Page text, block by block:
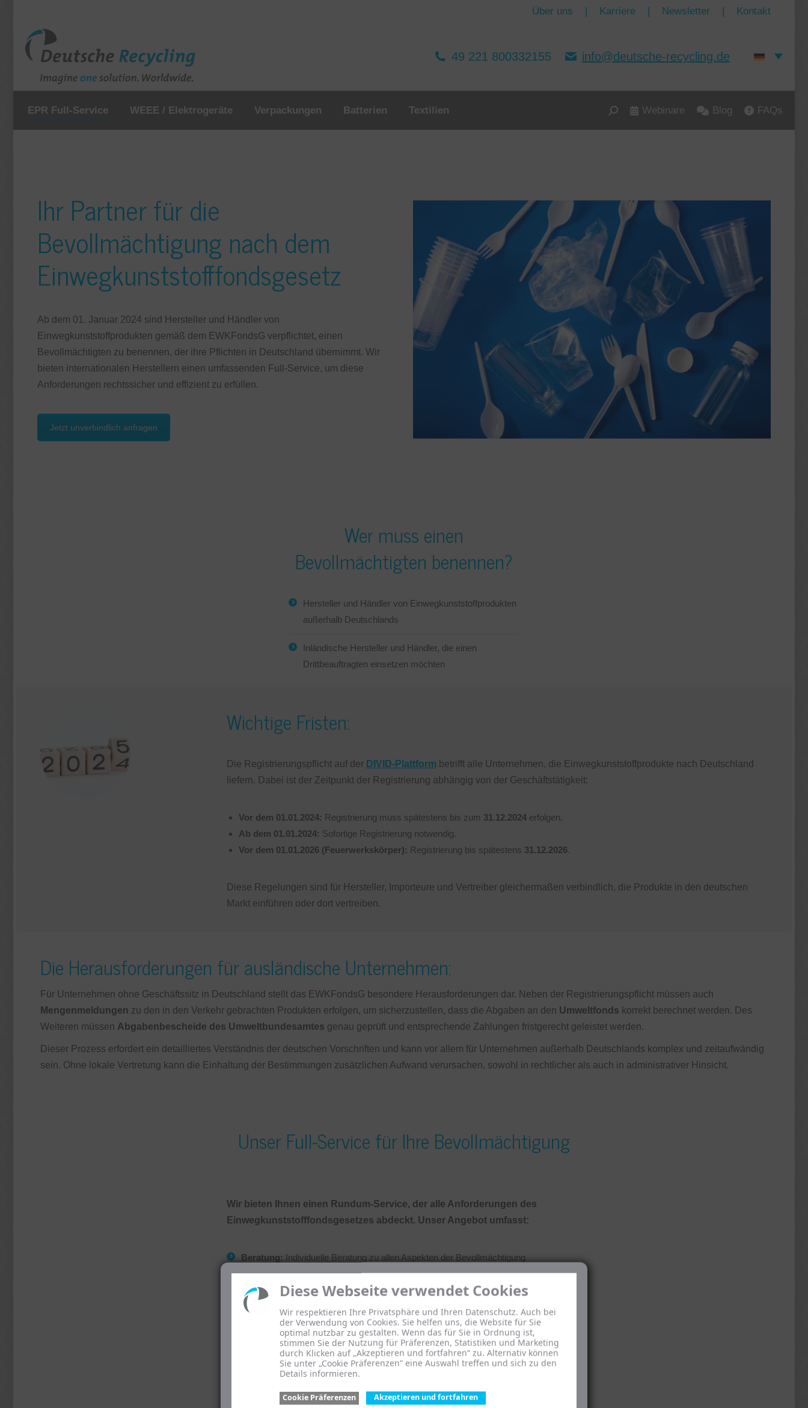
Diese Webseite verwendet Cookies
Wir respektieren Ihre Privatsphäre und Ihren Datenschutz. Auch bei
der Verwendung von Cookies. Sie helfen uns, die Website für Sie
optimal nutzbar zu gestalten. Wenn das für Sie in Ordnung ist,
stimmen Sie der Nutzung für Präferenzen, Statistiken und Marketing
durch Klicken auf „Akzeptieren und fortfahren“ zu. Alternativ können
Sie unter „Cookie Präferenzen“ eine Auswahl treffen und sich zu den
Details informieren.
Cookie Präferenzen Akzeptieren und fortfahren
Über uns | Karriere | Newsletter | Kontakt
49 221 800332155 info@deutsche-recycling.de
EPR Full-Service WEEE / Elektrogeräte Verpackungen Batterien Textilien Search: Webinare Blog FAQs
Ihr Partner für die
Bevollmächtigung nach dem
Einwegkunststofffondsgesetz
Ab dem 01. Januar 2024 sind Hersteller und Händler von
Einwegkunststoffprodukten gemäß dem EWKFondsG verpflichtet, einen
Bevollmächtigten zu benennen, der ihre Pflichten in Deutschland übernimmt. Wir
bieten internationalen Herstellern einen umfassenden Full-Service, um diese
Anforderungen rechtssicher und effizient zu erfüllen.
Jetzt unverbindlich anfragen
Wer muss einen
Bevollmächtigten benennen?
Hersteller und Händler von Einwegkunststoffprodukten
außerhalb Deutschlands
Inländische Hersteller und Händler, die einen
Drittbeauftragten einsetzen möchten
Wichtige Fristen:
Die Registrierungspflicht auf der DIVID-Plattform betrifft alle Unternehmen, die Einwegkunststoffprodukte nach Deutschland
liefern. Dabei ist der Zeitpunkt der Registrierung abhängig von der Geschäftstätigkeit:
Vor dem 01.01.2024: Registrierung muss spätestens bis zum 31.12.2024 erfolgen.
Ab dem 01.01.2024: Sofortige Registrierung notwendig.
Vor dem 01.01.2026 (Feuerwerkskörper): Registrierung bis spätestens 31.12.2026.
Diese Regelungen sind für Hersteller, Importeure und Vertreiber gleichermaßen verbindlich, die Produkte in den deutschen
Markt einführen oder dort vertreiben.
Die Herausforderungen für ausländische Unternehmen:
Für Unternehmen ohne Geschäftssitz in Deutschland stellt das EWKFondsG besondere Herausforderungen dar. Neben der Registrierungspflicht müssen auch
Mengenmeldungen zu den in den Verkehr gebrachten Produkten erfolgen, um sicherzustellen, dass die Abgaben an den Umweltfonds korrekt berechnet werden. Des
Weiteren müssen Abgabenbescheide des Umweltbundesamtes genau geprüft und entsprechende Zahlungen fristgerecht geleistet werden.
Dieser Prozess erfordert ein detailliertes Verständnis der deutschen Vorschriften und kann vor allem für Unternehmen außerhalb Deutschlands komplex und zeitaufwändig
sein. Ohne lokale Vertretung kann die Einhaltung der Bestimmungen zusätzlichen Aufwand verursachen, sowohl in rechtlicher als auch in administrativer Hinsicht.
Unser Full-Service für Ihre Bevollmächtigung
Wir bieten Ihnen einen Rundum-Service, der alle Anforderungen des
Einwegkunststofffondsgesetzes abdeckt. Unser Angebot umfasst:
Beratung: Individuelle Beratung zu allen Aspekten der Bevollmächtigung
Prozessbegleitung:Unterstützung bei jedem Schritt des Registrierungs- und
Abwicklungsprozesses
Übernahme der Herstellerpflichten:Wir erfüllen sämtliche gesetzliche Pflichten für
Prüfung von Abgabenbescheiden:
des Umweltbundesamtes